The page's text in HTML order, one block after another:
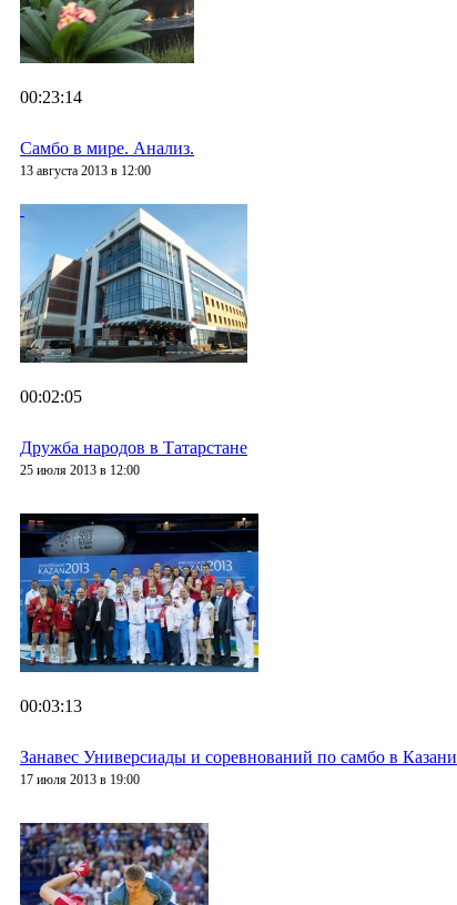
00:23:14
Самбо в мире. Анализ.
13 августа 2013 в 12:00
00:02:05
Дружба народов в Татарстане
25 июля 2013 в 12:00
00:03:13
Занавес Универсиады и соревнований по самбо в Казани
17 июля 2013 в 19:00